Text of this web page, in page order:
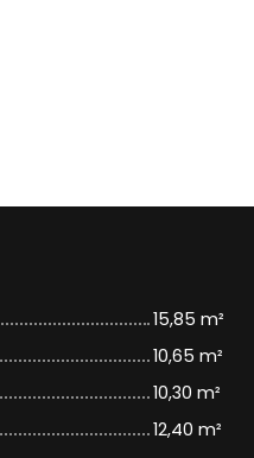
15,85 m²
10,65 m²
10,30 m²
12,40 m²